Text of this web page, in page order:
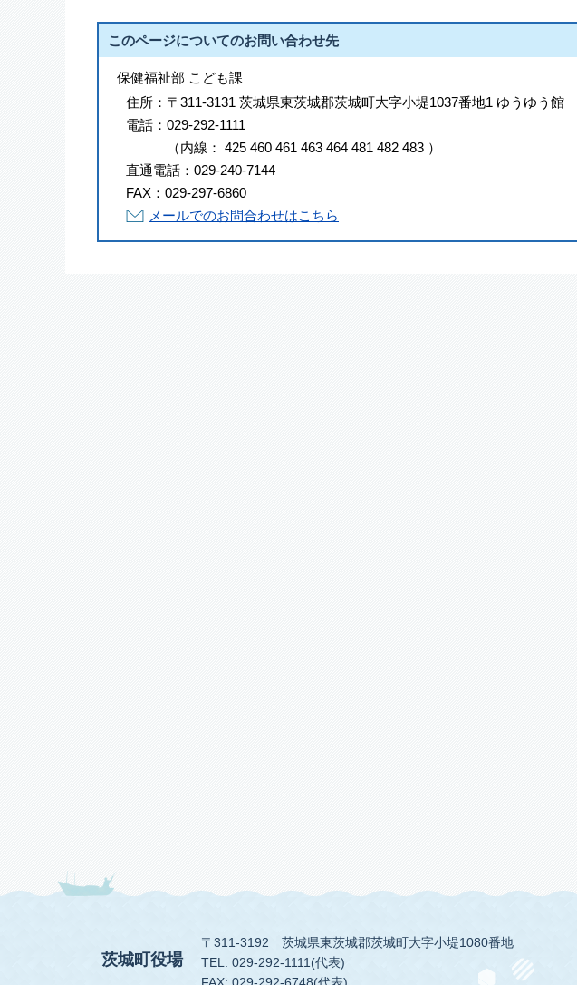
このページについてのお問い合わせ先
保健福祉部 こども課
住所： 〒311-3131 茨城県東茨城郡茨城町大字小堤1037番地1 ゆうゆう館
電話： 029-292-1111
（内線 ： 425 460 461 463 464 481 482 483 ）
直通電話： 029-240-7144
FAX： 029-297-6860
メールでのお問合わせはこちら
茨城町役場
〒311-3192
茨城県東茨城郡茨城町大字小堤1080番地
TEL: 029-292-1111(代表)